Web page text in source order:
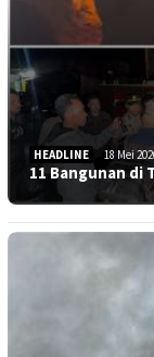
HEADLINE 18 Mei
11 Bangunan di